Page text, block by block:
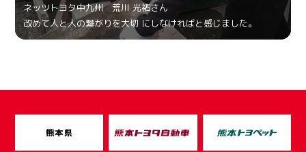
ネッツトヨタ中九州 荒川 光祐さん
改めて人と人の繋がりを大切 にしなければと感じました。